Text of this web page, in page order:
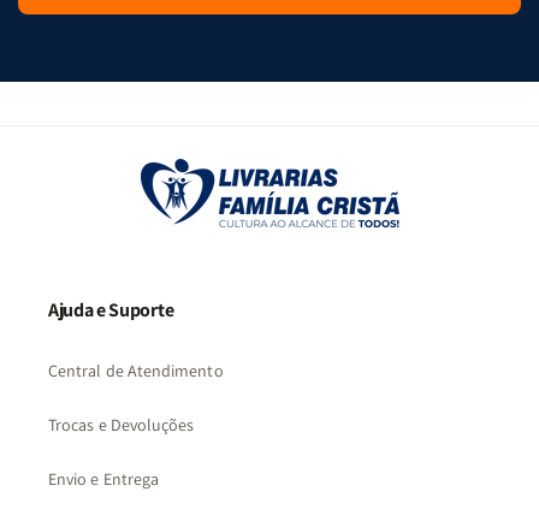
Ajuda e Suporte
Central de Atendimento
Trocas e Devoluções
Envio e Entrega